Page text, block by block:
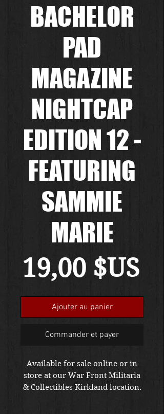
BACHELOR
PAD
MAGAZINE
NIGHTCAP
EDITION 12 -
FEATURING
SAMMIE
MARIE
19,00 $US
Ajouter au panier
Commander et payer
Available for sale online or in
store at our War Front Militaria
& Collectibles Kirkland location.